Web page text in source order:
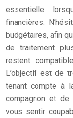
essentielle
financières.
budgétaires, afin
de traitement
restent
L’objectif est de
tenant compte à
compagnon et
vous sentir